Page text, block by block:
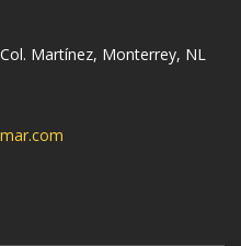
Martínez, Monterrey, NL